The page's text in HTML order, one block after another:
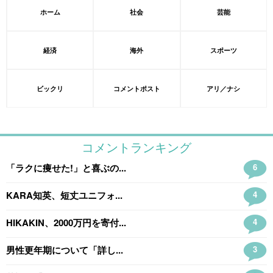
ホーム 社会 芸能
経済 海外 スポーツ
ビックリ コメントポスト アリ／ナシ